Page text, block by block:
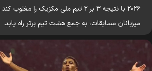
۲۰۲۶ با نتیجه ۳ بر ۲ تیم ملی مکزیک را
میزبانان مسابقات، به جمع هشت تیم برتر راه یابد.